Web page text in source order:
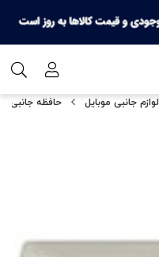
لوازم جانبی موبایل حافظه جانبی